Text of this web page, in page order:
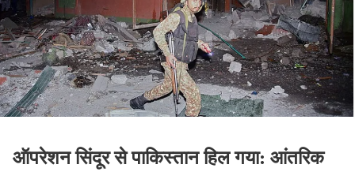
ऑपरेशन सिंदूर से पाकिस्तान हिल गया: आंतरिक